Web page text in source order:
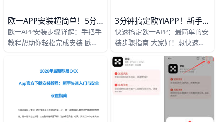
欧一APP安装超简单！5分钟手把手教程新手必看
欧一APP安装步骤详解：手把手
教程帮助你轻松完成安装 欧一
持买币、卖币、合约交易等多种
功能，每天有数百万用户活跃。
截至2026年3月，平台交易量已
程，只需5-10分钟就能安装
3分钟搞定欧yiAPP！新手安装全攻略2026
快速搞定欧一APP：最简单的安
装步骤指南 大家好！想快速安
O易交易平台）吗？不管你是安
卓还是苹果手机，只需5-10分
钟，就能搞定。今天这篇指南，
用最简单的话，一步步带你安装
让新手零压力上手。udn+1